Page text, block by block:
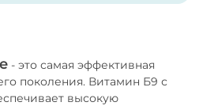
- это самая эффективная
поколения. Витамин Б9 с
высокую